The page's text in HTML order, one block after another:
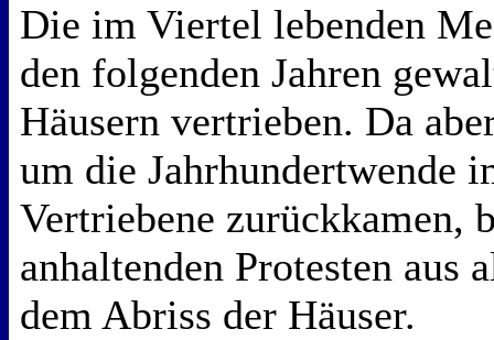
Die im Viertel lebenden
den folgenden Jahren
Häusern vertrieben. Da
um die Jahrhundertwende
Vertriebene zurückkamen,
anhaltenden Protesten aus
dem Abriss der Häuser.